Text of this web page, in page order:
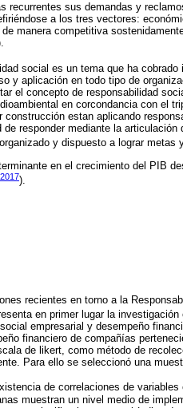
sus demandas y
a los tres vectores:
manera competitiva
social es un tema que ha
y aplicación en todo tipo de
el concepto de responsabilidad
en corcondancia con el
estan aplicando
responder mediante la
y dispuesto a lograr metas
en el crecimiento del PIB
).
recientes en torno a la
en primer lugar la investigación
empresarial y desempeño
financiero de compañías
de likert, como método de
Para ello se seleccionó una
de correlaciones de
muestran un nivel medio de